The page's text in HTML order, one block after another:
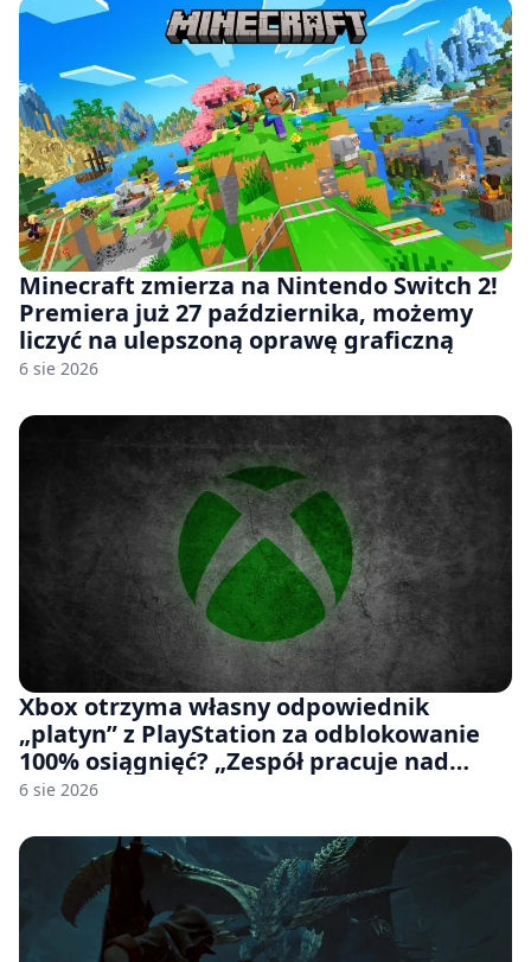
Minecraft zmierza na Nintendo Switch 2!
Premiera już 27 października, możemy
liczyć na ulepszoną oprawę graficzną
6 sie 2026
Xbox otrzyma własny odpowiednik
„platyn” z PlayStation za odblokowanie
100% osiągnięć? „Zespół pracuje nad
czymś, co ma się pojawić jeszcze w tym
6 sie 2026